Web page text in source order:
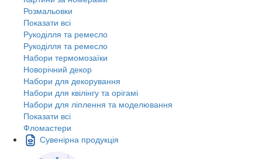
Розмальовки
Показати всі
Рукоділля та ремесло
Рукоділля та ремесло
Набори термомозаїки
Новорічний декор
Набори для декорування
Набори для квілінгу та орігамі
Набори для ліплення та моделювання
Показати всі
Фломастери
Сувенірна продукція